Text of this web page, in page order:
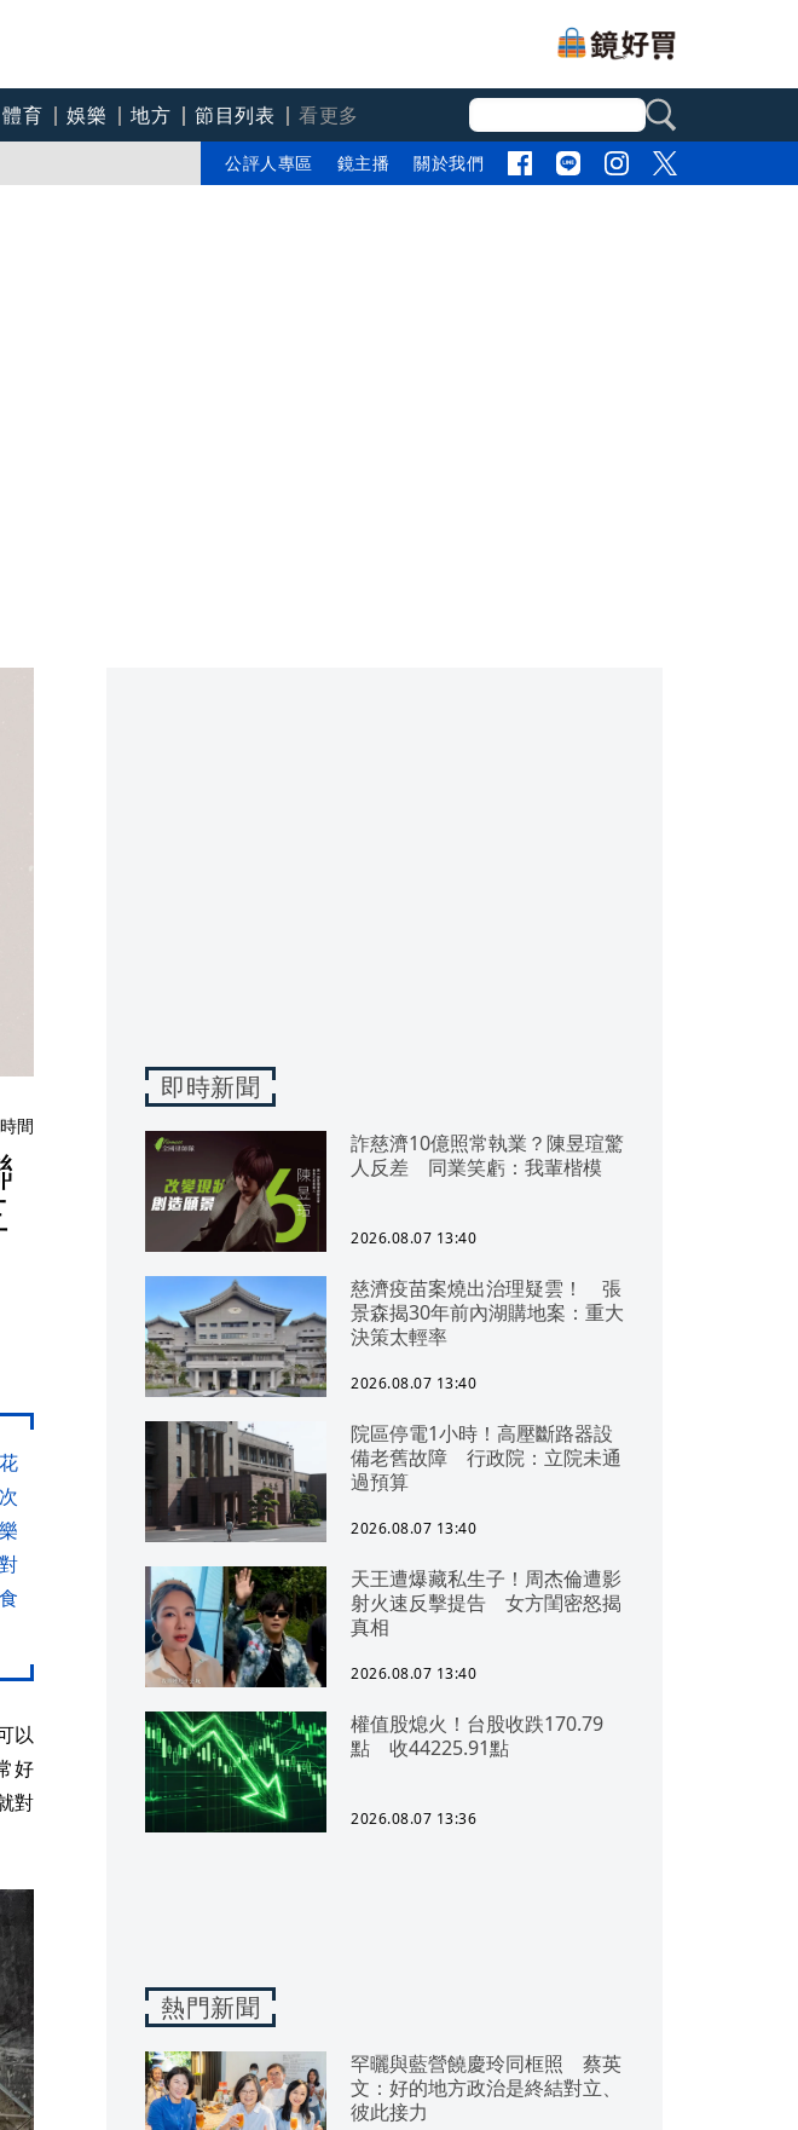
體育 娛樂 地方 節目列表
看更多
公評人專區 鏡主播 關於我們
間
以
好
對
即時新聞
詐慈濟10億照常執業？陳昱瑄驚
人反差 同業笑虧：我輩楷模
2026.08.07 13:40
慈濟疫苗案燒出治理疑雲！ 張
景森揭30年前內湖購地案：重大
決策太輕率
2026.08.07 13:40
院區停電1小時！高壓斷路器設
備老舊故障 行政院：立院未通
過預算
2026.08.07 13:40
天王遭爆藏私生子！周杰倫遭影
射火速反擊提告 女方閨密怒揭
真相
2026.08.07 13:40
權值股熄火！台股收跌170.79
點 收44225.91點
2026.08.07 13:36
熱門新聞
罕曬與藍營饒慶玲同框照 蔡英
文：好的地方政治是終結對立、
彼此接力